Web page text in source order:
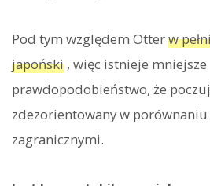
Pod tym względem Otterw
japoński , więc istnieje mniejsze
prawdopodobieństwo, że
zdezorientowany w
zagranicznymi.